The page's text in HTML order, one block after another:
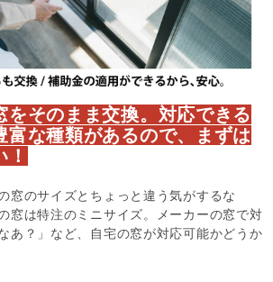
をそのまま交換。対応できる
富な種類があるので、まずは
窓のサイズとちょっと違う気がするな
窓は特注のミニサイズ。メーカーの窓で対
あ？」など、自宅の窓が対応可能かどうか